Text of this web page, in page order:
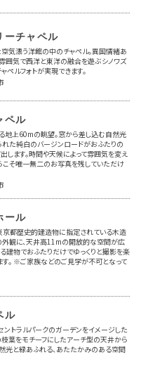
ーチャペル
空気漂う洋館の中のチャペル。異国情緒あ
囲気で西洋と東洋の融合を遊ぶシノワズ
ペルフォトが実現できます。
ペル
地上60mの眺望。窓から差し込む自然光
れた純白のバージンロードがおふたりの
します。時間や天候によって雰囲気を変え
こそ唯一無二のお写真を残していただけ
ール
都歴史的建造物に指定されている木造
外観に、天井高11mの開放的な空間が広
建物でおふたりだけでゆっくりと撮影を楽
す。 ※ご家族などのご見学が不可となって
ル
ントラルパークのガーデンをイメージした
枝葉をモチーフにしたアーチ型の天井から
光と緑あふれる、あたたかみのある空間